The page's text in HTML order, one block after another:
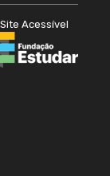
Site Acessível